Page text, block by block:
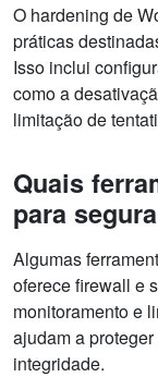
O hardening de
práticas
Isso inclui
como a
limitação de
Quais
para
Algumas
oferece firewall e
monitoramento e
ajudam a
integridade.